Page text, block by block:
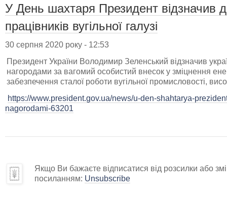
У День шахтаря Президент відзначив
працівників вугільної галузі
30 серпня 2020 року - 12:53
Президент України Володимир Зеленський відзначив
нагородами за вагомий особистий внесок у зміцнення
забезпечення сталої роботи вугільної промисловості,
https://www.president.gov.ua/news/u-den-shahtarya-
nagorodami-63201
Якщо Ви бажаєте відписатися від розсилки або
посиланням: Unsubscribe